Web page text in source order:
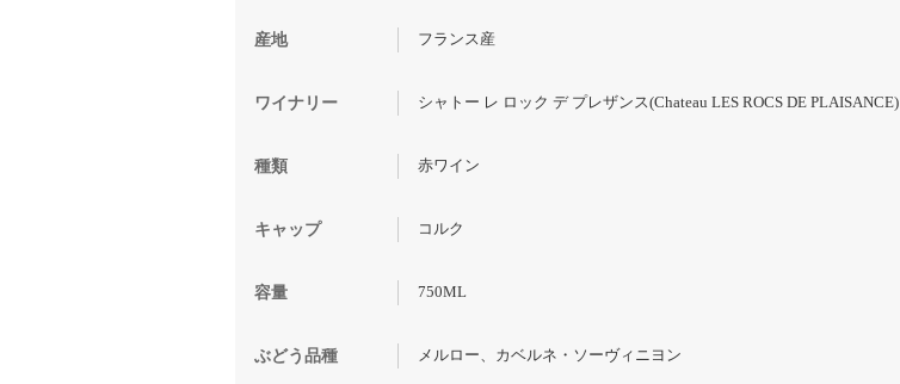
産地 フランス産
ワイナリー シャトー レ ロック デ プレザンス(Chateau LES ROCS DE PLAISANCE)
種類 赤ワイン
キャップ コルク
容量 750ML
ぶどう品種 メルロー、カベルネ・ソーヴィニヨン